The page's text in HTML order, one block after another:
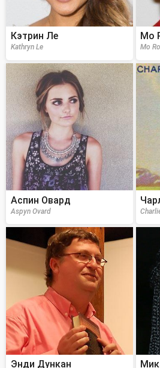
Кэтрин Ле
Kathryn Le
Мо
Mo
Аспин Овард
Aspyn Ovard
Энди Дункан